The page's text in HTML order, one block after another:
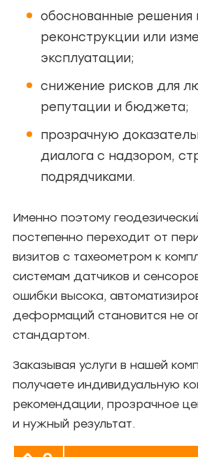
обоснованные решения
реконструкции или
эксплуатации;
снижение рисков для
репутации и бюджета;
прозрачную
диалога с надзором,
подрядчиками.
Именно поэтому
постепенно переходит от
визитов с тахеометром к
системам датчиков и
ошибки высока,
деформаций становится не
стандартом.
Заказывая услуги в нашей
получаете индивидуальную
рекомендации, прозрачное
и нужный результат.